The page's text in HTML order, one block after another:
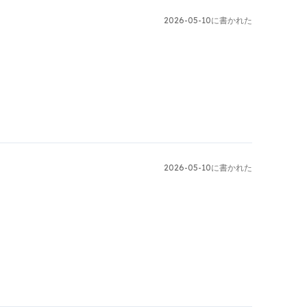
2026-05-10に書かれた
2026-05-10に書かれた